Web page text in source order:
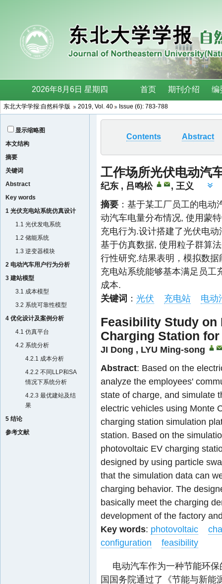
东北大学学报:自然科学版 2019, Vol. 40 Issue (6): 783-788
显示缩略图
本文结构
摘要
关键词
Abstract
Key words
1 光伏充电站系统仿真设计
1.1 光伏发电系统
1.2 储能系统
1.3 逆变器模块
2 电动汽车用户行为分析
3 建站模型
3.1 成本模型
3.2 系统可靠性模型
4 优化设计及案例分析
4.1 仿真平台
4.2 系统分析
4.2.1 成本分析
4.2.2 不同LLP和SA
情况下系统分析
4.2.3 最优建站及结
果
5 结论
参考文献
Contents Abstract
工作场所光伏电动汽
纪东 , 吕鸣松 , 王义
摘要 ：基于某工厂员工的电
动汽车电量分布情况, 使用蒙
充电行为.设计搭建了光伏电
基于仿真数据, 使用粒子群算
行性研究.结果表明，模拟数
充电站系统能够基本满足员工
成本.
关键词 ： 光伏 充电站 电动
Feasibility Study
Charging Station
JI Dong , LYU Ming-song
Abstract: Based on the
analyze the employees'
state of charge, and simulate
electric vehicles using Monte
charging station simulation
station. Based on the
photovoltaic EV charging
designed by using particle
that the simulation data can
charging behavior. The
basically meet the charging
development of the factory
Key words: photovoltaic
configuration
feasibility
电动汽车作为一种节能环
国国务院通过了《节能与新